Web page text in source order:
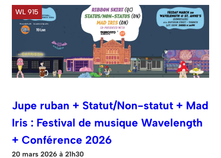
WL 915
Jupe ruban + Statut/Non-statut + Mad
Iris : Festival de musique Wavelength
+ Conférence 2026
20 mars 2026 à 21h30